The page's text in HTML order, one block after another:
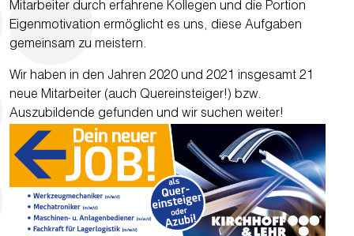
Mitarbeiter durch erfahrene Kollegen und die Portion
Eigenmotivation ermöglicht es uns, diese Aufgaben
gemeinsam zu meistern.
Wir haben in den Jahren 2020 und 2021 insgesamt 21
neue Mitarbeiter (auch Quereinsteiger!) bzw.
Auszubildende gefunden und wir suchen weiter!